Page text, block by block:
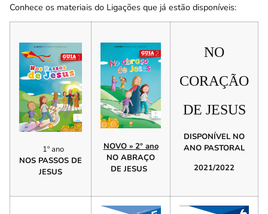
Conhece os materiais do Ligações que já estão disponíveis:
1º ano
NOS PASSOS DE
JESUS
NOVO » 2º ano
NO ABRAÇO
DE JESUS
NO
CORAÇÃO
DE JESUS
DISPONÍVEL NO
ANO PASTORAL
2021/2022